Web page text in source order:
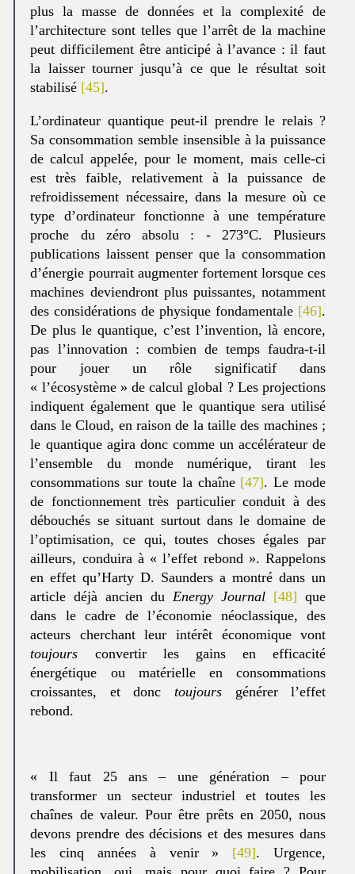
plus la masse de données et la complexité de
l’architecture sont telles que l’arrêt de la machine
peut difficilement être anticipé à l’avance : il faut
la laisser tourner jusqu’à ce que le résultat soit
stabilisé [45].
L’ordinateur quantique peut-il prendre le relais ?
Sa consommation semble insensible à la puissance
de calcul appelée, pour le moment, mais celle-ci
est très faible, relativement à la puissance de
refroidissement nécessaire, dans la mesure où ce
type d’ordinateur fonctionne à une température
proche du zéro absolu : - 273°C. Plusieurs
publications laissent penser que la consommation
d’énergie pourrait augmenter fortement lorsque ces
machines deviendront plus puissantes, notamment
des considérations de physique fondamentale [46].
De plus le quantique, c’est l’invention, là encore,
pas l’innovation : combien de temps faudra-t-il
pour jouer un rôle significatif dans
« l’écosystème » de calcul global ? Les projections
indiquent également que le quantique sera utilisé
dans le Cloud, en raison de la taille des machines ;
le quantique agira donc comme un accélérateur de
l’ensemble du monde numérique, tirant les
consommations sur toute la chaîne [47]. Le mode
de fonctionnement très particulier conduit à des
débouchés se situant surtout dans le domaine de
l’optimisation, ce qui, toutes choses égales par
ailleurs, conduira à « l’effet rebond ». Rappelons
en effet qu’Harty D. Saunders a montré dans un
article déjà ancien du Energy Journal [48] que
dans le cadre de l’économie néoclassique, des
acteurs cherchant leur intérêt économique vont
toujours convertir les gains en efficacité
énergétique ou matérielle en consommations
croissantes, et donctoujours générer l’effet
rebond.
« Il faut 25 ans – une génération – pour
transformer un secteur industriel et toutes les
chaînes de valeur. Pour être prêts en 2050, nous
devons prendre des décisions et des mesures dans
les cinq années à venir » [49]. Urgence,